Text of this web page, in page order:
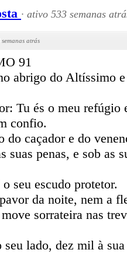
· ativo 533 semanas
atrás
91
abrigo do Altíssimo
Tu és o meu refúgio
confio.
do caçador e do
suas penas, e sob as
seu escudo protetor.
da noite, nem a
sorrateira nas
lado, dez mil à